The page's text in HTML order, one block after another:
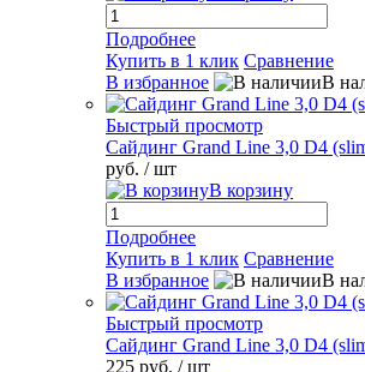
Подробнее
Купить в 1 клик Сравнение
В избранное
В
Быстрый просмотр
Сайдинг Grand Line 3,0 D4
руб. / шт
В корзину
Подробнее
Купить в 1 клик Сравнение
В избранное
В
Быстрый просмотр
Сайдинг Grand Line 3,0 D4
225 руб. / шт